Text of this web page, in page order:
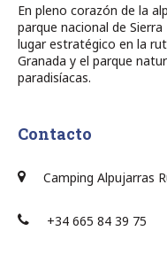
En pleno corazón de la
parque nacional de
lugar estratégico en la
Granada y el parque
paradisíacas.
Contacto
Camping Alpujarras
+34 665 84 39 75